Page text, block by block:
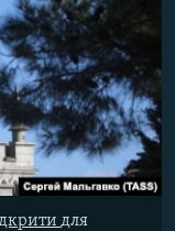
для